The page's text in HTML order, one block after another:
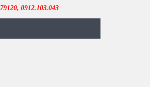
0912.103.043